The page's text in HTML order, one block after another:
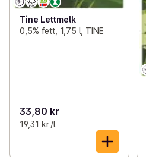
Tine Lettmelk
0,5% fett, 1,75 l, TINE
33,80 kr
19,31 kr /l